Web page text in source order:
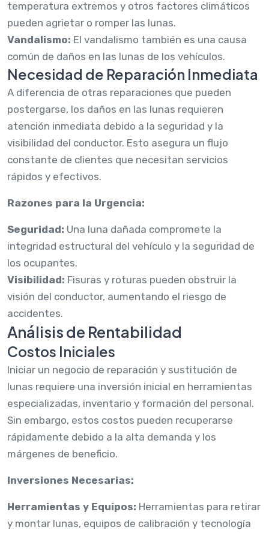
temperatura extremos y otros factores climáticos
pueden agrietar o romper las lunas.
Vandalismo: El vandalismo también es una causa
común de daños en las lunas de los vehículos.
Necesidad de Reparación Inmediata
A diferencia de otras reparaciones que pueden
postergarse, los daños en las lunas requieren
atención inmediata debido a la seguridad y la
visibilidad del conductor. Esto asegura un flujo
constante de clientes que necesitan servicios
rápidos y efectivos.
Razones para la Urgencia:
Seguridad: Una luna dañada compromete la
integridad estructural del vehículo y la seguridad de
los ocupantes.
Visibilidad: Fisuras y roturas pueden obstruir la
visión del conductor, aumentando el riesgo de
accidentes.
Análisis de Rentabilidad
Costos Iniciales
Iniciar un negocio de reparación y sustitución de
lunas requiere una inversión inicial en herramientas
especializadas, inventario y formación del personal.
Sin embargo, estos costos pueden recuperarse
rápidamente debido a la alta demanda y los
márgenes de beneficio.
Inversiones Necesarias:
Herramientas y Equipos: Herramientas para retirar
y montar lunas, equipos de calibración y tecnología